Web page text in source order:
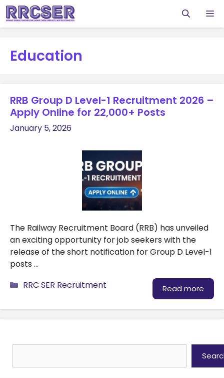
Skip
to
content
Education
RRB Group D Level-1 Recruitment 2026 –
Apply Online for 22,000+ Posts
January 5, 2026
The Railway Recruitment Board (RRB) has unveiled
an exciting opportunity for job seekers with the
release of the short notification for Group D Level-1
posts …
Read more
Categories
RRC SER Recruitment